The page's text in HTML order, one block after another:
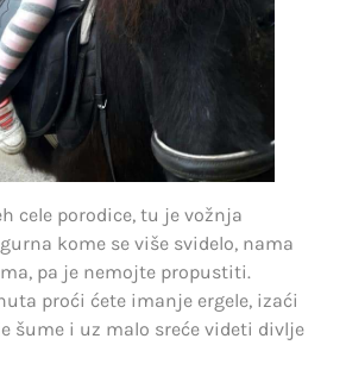
cele porodice, tu je vožnja
kome se više svidelo, nama
pa je nemojte propustiti.
proći ćete imanje ergele, izaći
šume i uz malo sreće videti divlje